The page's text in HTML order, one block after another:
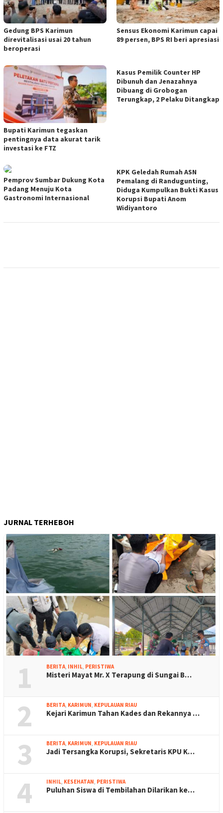
Gedung BPS Karimun
direvitalisasi usai 20 tahun
beroperasi
Sensus Ekonomi Karimun capai
89 persen, BPS RI beri apresiasi
Bupati Karimun tegaskan
pentingnya data akurat tarik
investasi ke FTZ
Kasus Pemilik Counter HP
Dibunuh dan Jenazahnya
Dibuang di Grobogan
Terungkap, 2 Pelaku Ditangkap
Pemprov Sumbar Dukung Kota
Padang Menuju Kota
Gastronomi Internasional
KPK Geledah Rumah ASN
Pemalang di Randugunting,
Diduga Kumpulkan Bukti Kasus
Korupsi Bupati Anom
Widiyantoro
JURNAL TERHEBOH
1 BERITA, INHIL, PERISTIWA
Misteri Mayat Mr. X Terapung di Sungai B…
2 BERITA, KARIMUN, KEPULAUAN RIAU
Kejari Karimun Tahan Kades dan Rekannya …
3 BERITA, KARIMUN, KEPULAUAN RIAU
Jadi Tersangka Korupsi, Sekretaris KPU K…
4 INHIL, KESEHATAN, PERISTIWA
Puluhan Siswa di Tembilahan Dilarikan ke…